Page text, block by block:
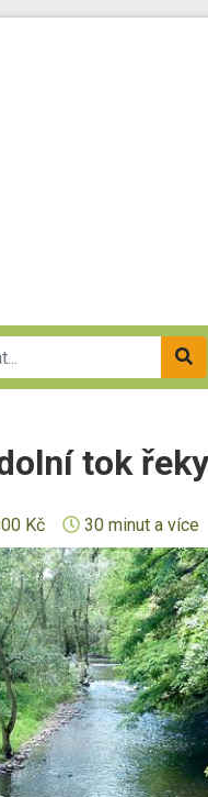
tok
Kč 30 minut a více